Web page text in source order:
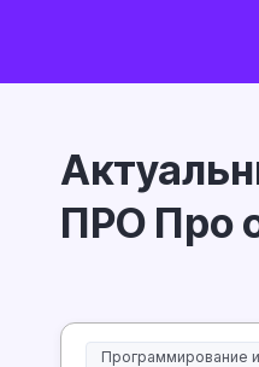
ПРО Про
Программирование